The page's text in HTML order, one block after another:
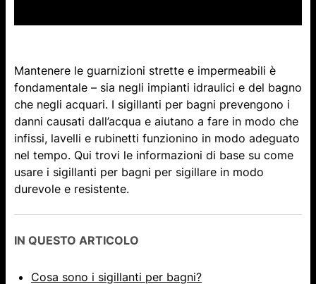
Mantenere le guarnizioni strette e impermeabili è
fondamentale – sia negli impianti idraulici e del bagno
che negli acquari. I sigillanti per bagni prevengono i
danni causati dall’acqua e aiutano a fare in modo che
infissi, lavelli e rubinetti funzionino in modo adeguato
nel tempo. Qui trovi le informazioni di base su come
usare i sigillanti per bagni per sigillare in modo
durevole e resistente.
IN QUESTO ARTICOLO
Cosa sono i sigillanti per bagni?